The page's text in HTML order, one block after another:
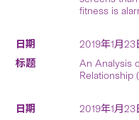
fitness is
2019年1月23
An Analysis
Relationship
2019年1月23